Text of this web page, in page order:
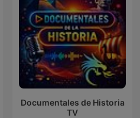
Documentales de Historia
TV